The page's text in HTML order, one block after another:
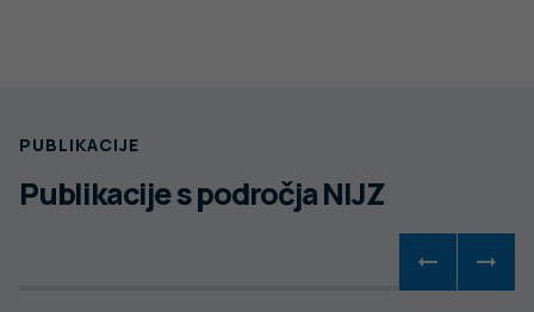
PUBLIKACIJE
Publikacije s področja NIJZ